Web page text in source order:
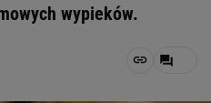
wypieków.